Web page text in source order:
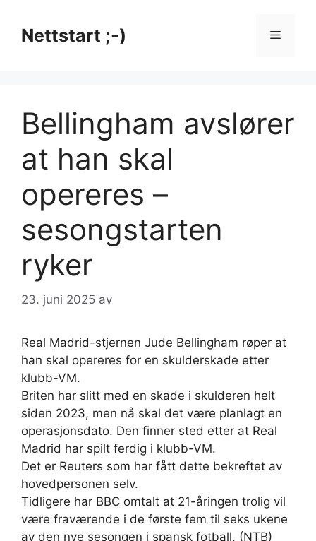
innholdNettstart ;-) Meny
Bellingham avslører
at han skal
opereres –
sesongstarten
ryker
23. juni 2025 av
Real Madrid-stjernen Jude Bellingham røper at
han skal opereres for en skulderskade etter
klubb-VM.
Briten har slitt med en skade i skulderen helt
siden 2023, men nå skal det være planlagt en
operasjonsdato. Den finner sted etter at Real
Madrid har spilt ferdig i klubb-VM.
Det er Reuters som har fått dette bekreftet av
hovedpersonen selv.
Tidligere har BBC omtalt at 21-åringen trolig vil
være fraværende i de første fem til seks ukene
av den nye sesongen i spansk fotball. (NTB)